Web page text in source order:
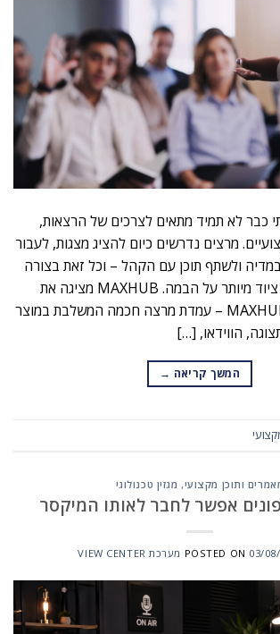
כבר לא תמיד מתאים לצרכים של הרצאות,
מרצים נדרשים כיום להציג מצגות, לעבור
ולשתף תוכן עם הקהל – וכל זאת בצורה
פשוטה, נוחה וללא ציוד מיותר על הבמה. MAXHUB מציגה את
MAXHUB Smart Lectern – עמדת מרצה חכמה המשלבת במוצר
הווידאו, […]
המשך קריאה →
ותוכן מקצועי, מגזין טכנולוגי
אפשר לחבר לאותו המיקסר
POSTED ON 03/ מערכת VIEW CENTER